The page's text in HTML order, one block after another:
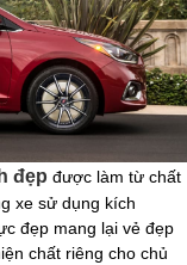
đẹp được làm từ chất
xe sử dụng kích
đẹp mang lại vẻ đẹp
chất riêng cho chủ